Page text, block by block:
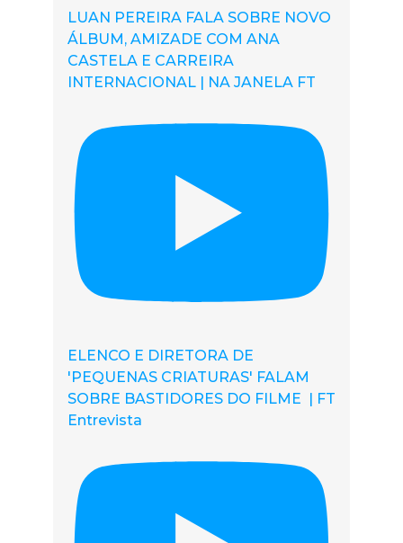
LUAN PEREIRA FALA SOBRE NOVO
ÁLBUM, AMIZADE COM ANA
CASTELA E CARREIRA
INTERNACIONAL | NA JANELA FT
ELENCO E DIRETORA DE
'PEQUENAS CRIATURAS' FALAM
SOBRE BASTIDORES DO FILME | FT
Entrevista